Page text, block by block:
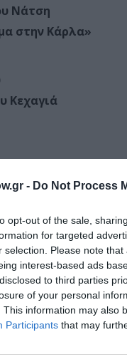
- Do Not Process
opt-out of the sale,
for targeted
selection. Please note
interest-based ads
to third parties
of your personal
This information may also
Participants that may
Νάτση
στην Κάρλα»
Κεχαγιά
Επικοινωνίας
γραφής
Spurling -Ireland